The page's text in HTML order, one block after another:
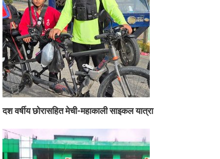
दश वर्षीय छोरासहित मेची-महाकाली साइकल यात्रा